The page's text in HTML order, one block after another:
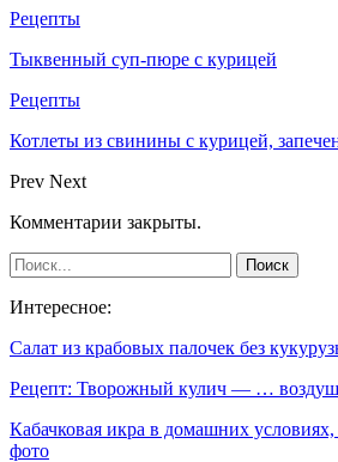
Рецепты
Тыквенный суп-пюре с курицей
Рецепты
Котлеты из свинины с курицей,
Prev Next
Комментарии закрыты.
Интересное:
Салат из крабовых палочек без
Рецепт: Творожный кулич — …
Кабачковая икра в домашних
фото